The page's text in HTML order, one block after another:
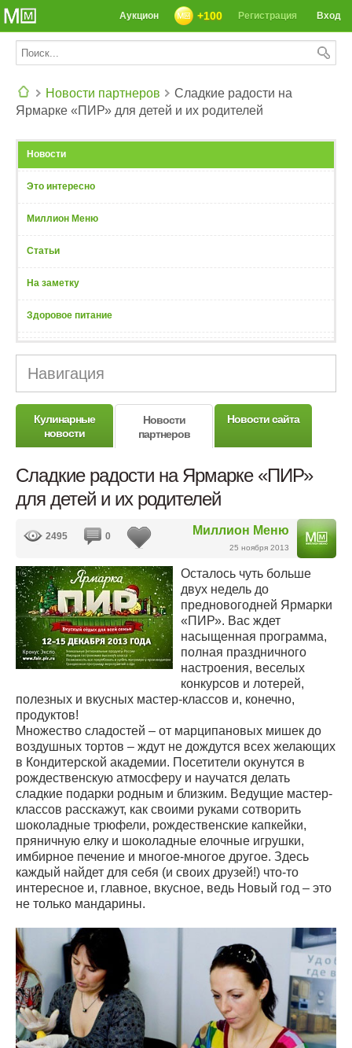
Вход
Регистрация
+100
Аукцион
Новости партнеров
Сладкие радости на
Ярмарке «ПИР» для детей и их родителей
Новости
Это интересно
Миллион Меню
Статьи
На заметку
Здоровое питание
Навигация
Кулинарные
новости
Новости
партнеров
Новости сайта
Сладкие радости на Ярмарке «ПИР»
для детей и их родителей
Миллион Меню
25 ноября 2013
2495 0
Осталось чуть больше
двух недель до
предновогодней Ярмарки
«ПИР». Вас ждет
насыщенная программа,
полная праздничного
настроения, веселых
конкурсов и лотерей,
полезных и вкусных мастер-классов и, конечно,
продуктов!
Множество сладостей – от марципановых мишек до
воздушных тортов – ждут не дождутся всех желающих
в Кондитерской академии. Посетители окунутся в
рождественскую атмосферу и научатся делать
сладкие подарки родным и близким. Ведущие мастер-
классов расскажут, как своими руками сотворить
шоколадные трюфели, рождественские капкейки,
пряничную елку и шоколадные елочные игрушки,
имбирное печение и многое-многое другое. Здесь
каждый найдет для себя (и своих друзей!) что-то
интересное и, главное, вкусное, ведь Новый год – это
не только мандарины.